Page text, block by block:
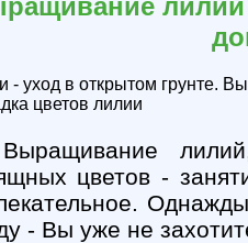
лилий
- уход в открытом грунте.
цветов лилии
Выращивание
цветов -
- Вы уже не